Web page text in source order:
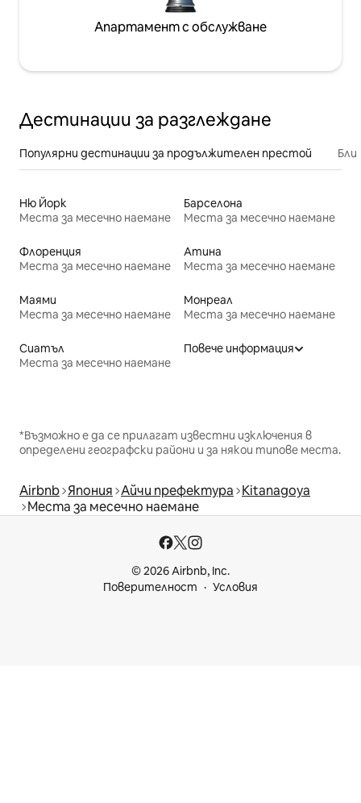
Апартамент с обслужване
Дестинации за разглеждане
Популярни дестинации за продължителен престой
Ню Йорк
Места за месечно наемане
Барселона
Места за месечно наемане
Флоренция
Места за месечно наемане
Атина
Места за месечно наемане
Маями
Места за месечно наемане
Монреал
Места за месечно наемане
Сиатъл
Места за месечно наемане
Повече информация
*Възможно е да се прилагат известни изключения в
определени географски райони и за някои типове места.
Airbnb Япония Айчи префектура Kitanagoya
Места за месечно наемане
© 2026 Airbnb, Inc.
Поверителност
Условия